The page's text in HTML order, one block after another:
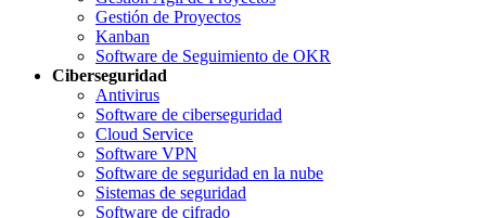
Gestión de Proyectos
Kanban
Software de Seguimiento de OKR
Ciberseguridad
Antivirus
Software de ciberseguridad
Cloud Service
Software VPN
Software de seguridad en la nube
Sistemas de seguridad
Software de cifrado